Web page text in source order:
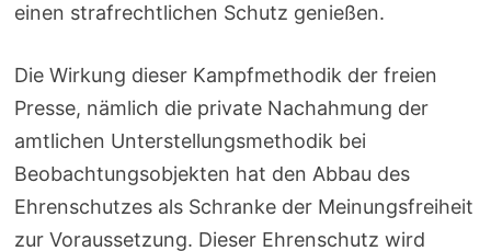
einen strafrechtlichen Schutz genießen.
Die Wirkung dieser Kampfmethodik der freien
Presse, nämlich die private Nachahmung der
amtlichen Unterstellungsmethodik bei
Beobachtungsobjekten hat den Abbau des
Ehrenschutzes als Schranke der Meinungsfreiheit
zur Voraussetzung. Dieser Ehrenschutz wird